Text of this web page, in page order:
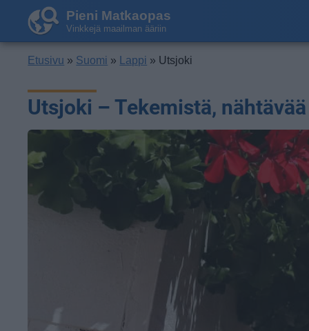
Pieni Matkaopas
Vinkkejä maailman ääriin
Etusivu » Suomi » Lappi » Utsjoki
Utsjoki – Tekemistä,